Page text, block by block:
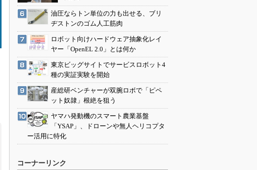
油圧ならトン単位の力も出せる、ブリ
ヂストンのゴム人工筋肉
ロボット向けハードウェア抽象化レイ
ヤー「OpenEL 2.0」とは何か
東京ビッグサイトでサービスロボット4
種の実証実験を開始
産総研ベンチャーが双腕ロボで「ピペ
ット奴隷」根絶を狙う
ヤマハ発動機のスマート農業基盤
「YSAP」、ドローンや無人ヘリコプタ
ー活用に特化
コーナーリンク